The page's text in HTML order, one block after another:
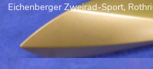
Eichenberger Zweirad-Sport,
Marktplatz Ersatzteile